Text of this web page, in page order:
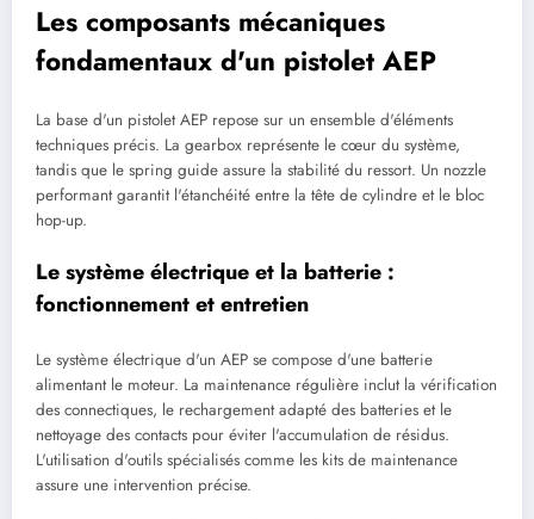
Les composants mécaniques
fondamentaux d'un pistolet AEP
La base d'un pistolet AEP repose sur un ensemble d'éléments
techniques précis. La gearbox représente le cœur du système,
tandis que le spring guide assure la stabilité du ressort. Un nozzle
performant garantit l'étanchéité entre la tête de cylindre et le bloc
hop-up.
Le système électrique et la batterie :
fonctionnement et entretien
Le système électrique d'un AEP se compose d'une batterie
alimentant le moteur. La maintenance régulière inclut la vérification
des connectiques, le rechargement adapté des batteries et le
nettoyage des contacts pour éviter l'accumulation de résidus.
L'utilisation d'outils spécialisés comme les kits de maintenance
assure une intervention précise.